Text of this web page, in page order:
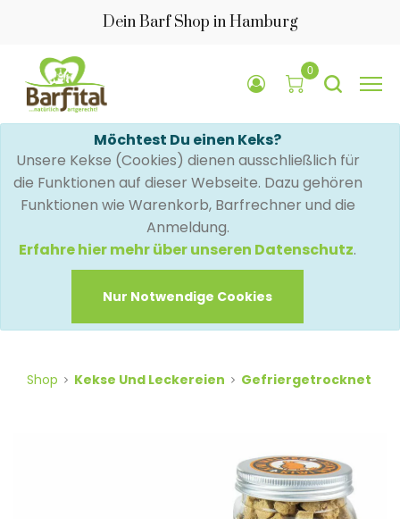
Dein Barf Shop in Hamburg
0
Möchtest Du einen Keks?
Unsere Kekse (Cookies) dienen ausschließlich für
die Funktionen auf dieser Webseite. Dazu gehören
Funktionen wie Warenkorb, Barfrechner und die
Anmeldung.
Erfahre hier mehr über unseren Datenschutz.
Nur Notwendige Cookies
Shop Kekse Und Leckereien Gefriergetrocknet